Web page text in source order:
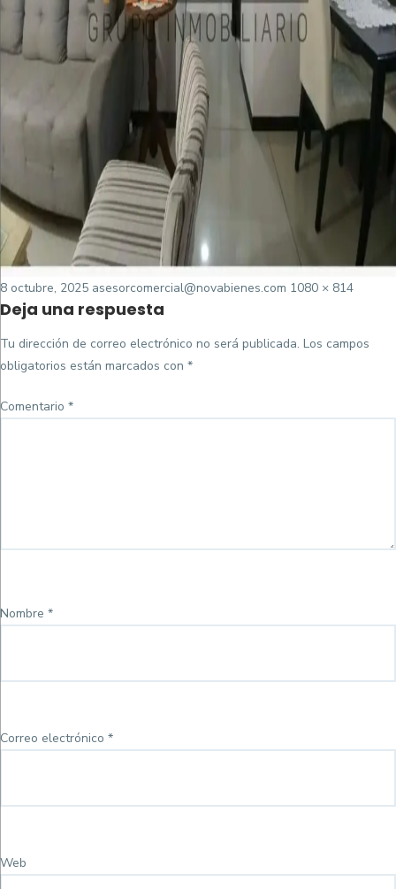
Posted
on
8 octubre, 2025 asesorcomercial@novabienes.com Tamaño
1080 × 814
Deja una respuesta
Tu dirección de correo electrónico no será publicada. Los campos
obligatorios están marcados con *
Comentario *
Nombre *
Correo electrónico *
Web